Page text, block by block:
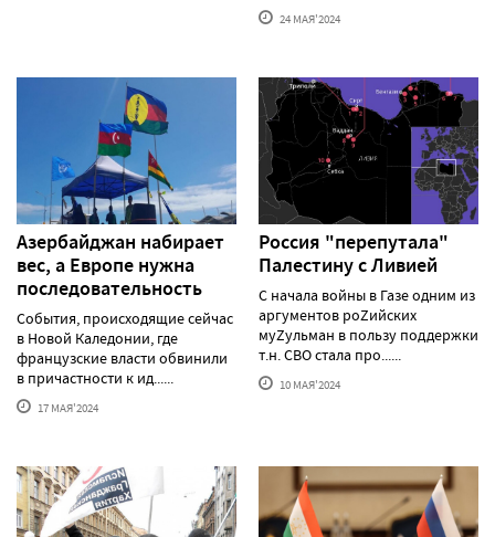
24 МАЯ'2024
Азербайджан набирает
вес, а Европе нужна
последовательность
События, происходящие сейчас
в Новой Каледонии, где
французские власти обвинили
в причастности к ид......
17 МАЯ'2024
Россия "перепутала"
Палестину с Ливией
С начала войны в Газе одним из
аргументов роZийских
муZульман в пользу поддержки
т.н. СВО стала про......
10 МАЯ'2024